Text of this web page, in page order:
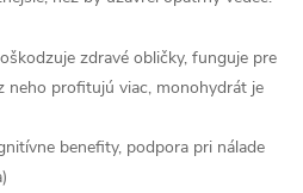
zdravé obličky, funguje pre
neho profitujú viac, monohydrát je
benefity, podpora pri nálade